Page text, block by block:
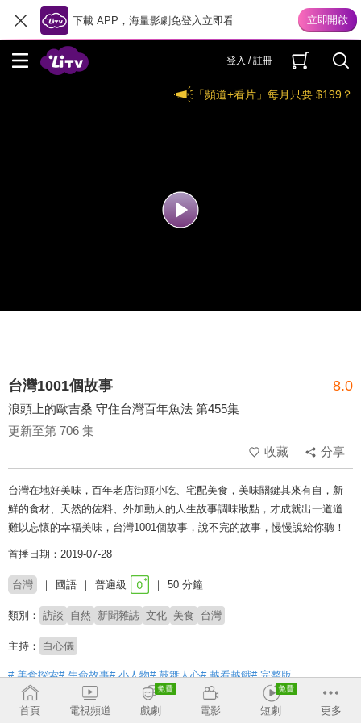
下載 APP，海量影劇免登入立即看
登入 / 註冊
「頻道+看片」每月只要 $199？
台灣1001個故事 8.0
浪頭上的歐吉桑 守住台灣百年魚法 第455集
更新至第 706 集
收藏
分享
台灣在地好美味，百年老店街頭小吃、宅配美食，美味關鍵其來有自，新
鮮的食材、天然的佐料、外加動人的人生故事調味妝點，才成就出一道道
難以忘懷的幸福美味，台灣1001個故事，說不完的故事，慢慢說給你聽！
首播日期：2019-07-28
台灣 國語 普遍級 50 分鐘
類別： 訪談 自然 新聞雜誌 文化 美食 台灣
主持： 白心儀
# 美食探索# 生命故事# 小人物# 鼓舞人心# 越看越餓# 完整版
首頁 電視頻道 戲劇 電影 短劇 更多